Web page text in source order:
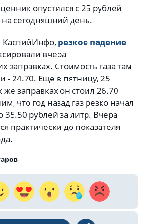
опустился с 25 рублей
на сегодняшний день.
КаспийИнфо, резкое падение
вчера
заправках. Стоимость газа там
- 24.70. Еще в пятницу, 25
же заправках он стоил 26.70
что год назад газ резко начал
35.50 рублей за литр. Вчера
практически до показателя